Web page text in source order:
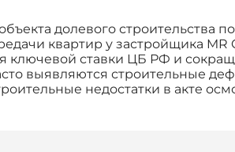
долевого строительства
квартир у застройщика
ставки ЦБ РФ и
выявляются строительные
недостатки в акте